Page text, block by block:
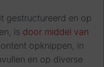
gestructureerd en op
is door middel van
opknippen, in
en op diverse